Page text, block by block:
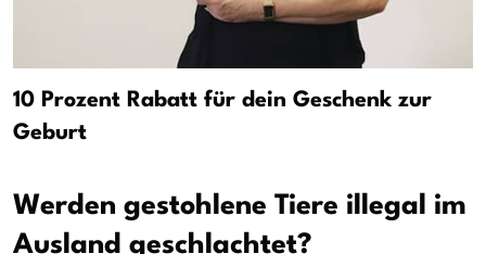
10 Prozent Rabatt für dein Geschenk zur
Geburt
Werden gestohlene Tiere illegal im
Ausland geschlachtet?